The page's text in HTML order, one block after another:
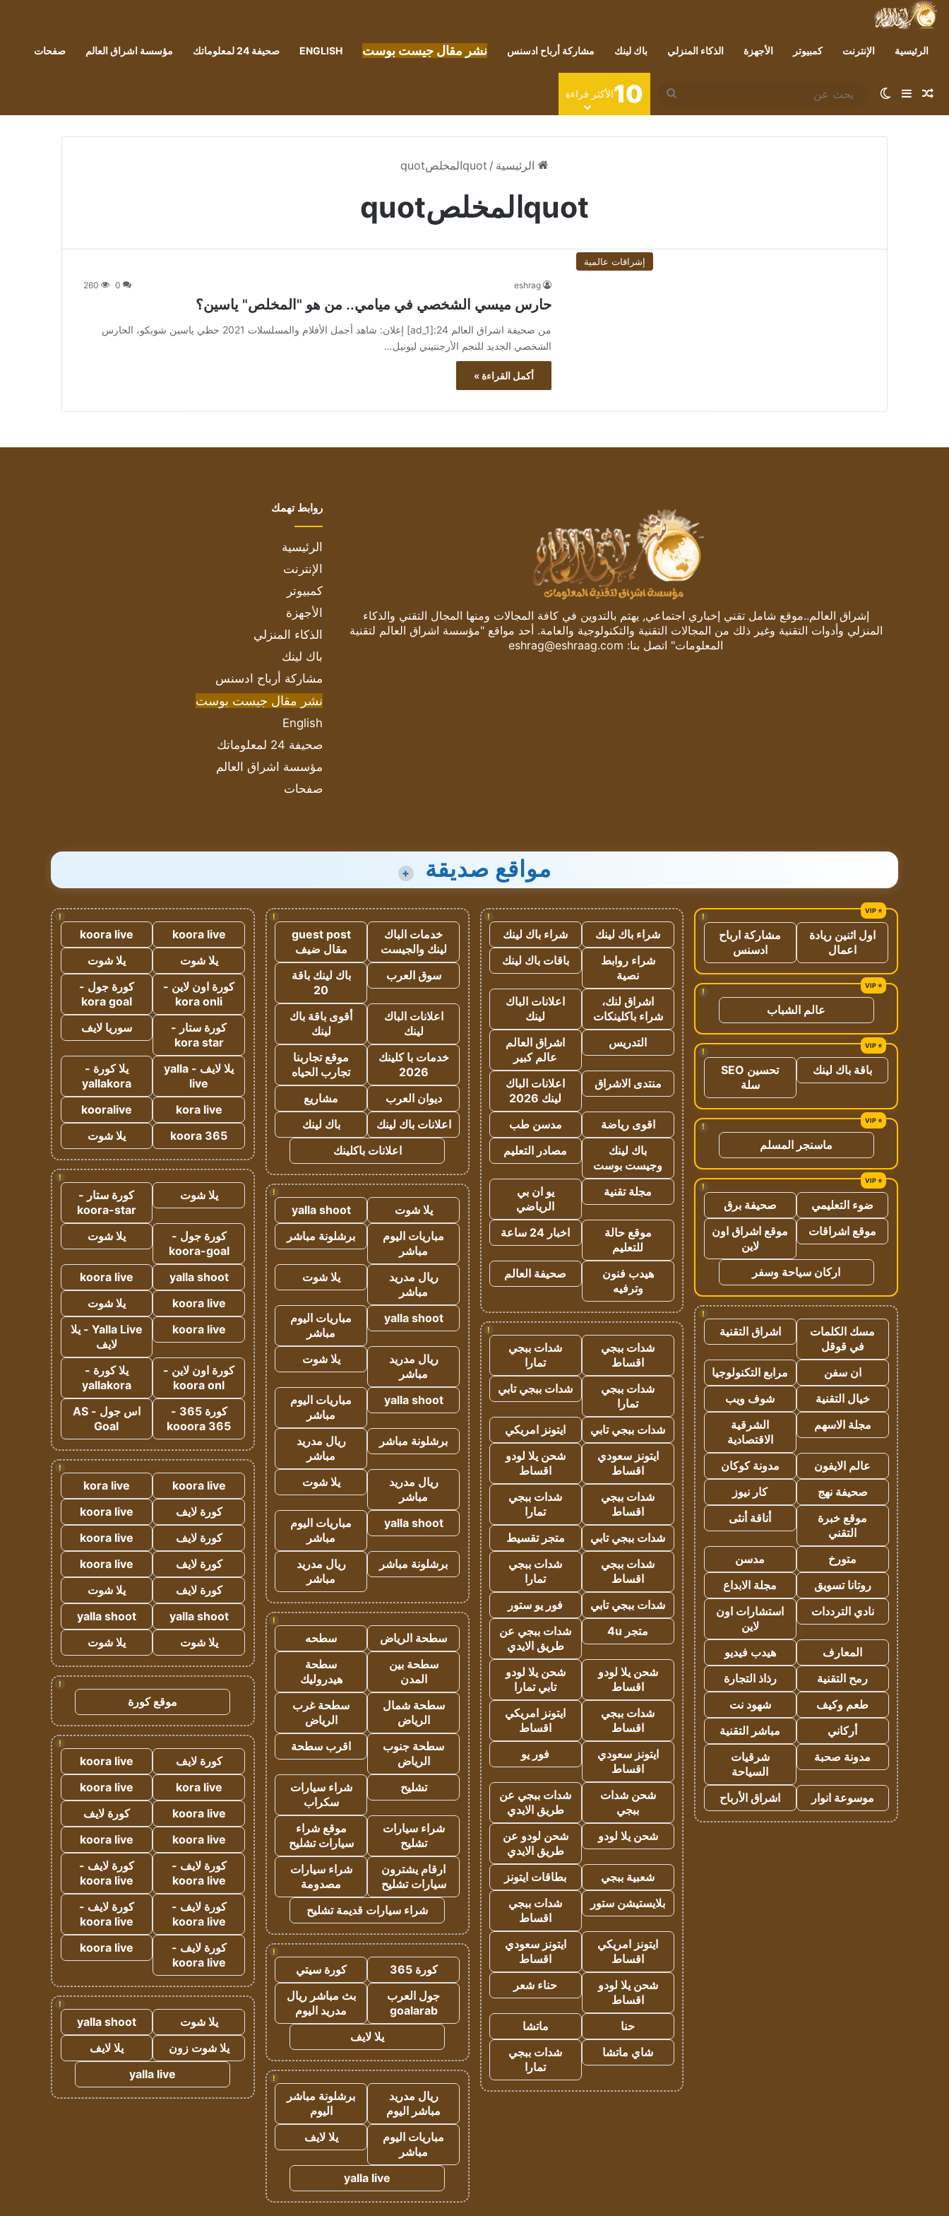
الرئيسية الإنترنت كمبيوتر الأجهزة الذكاء المنزلي باك لينك مشاركة أرباح ادسنس نشر مقال جيست بوست ENGLISH صحيفة 24 لمعلوماتك مؤسسة اشراق العالم صفحات
مقال عشوائي
إضافة عمود جانبي
الوضع المظلم
بحث
عن
10الأكثر قراءة
الرئيسية / quotالمخلصquot
quotالمخلصquot
إشراقات عالمية
eshrag
0
260
حارس ميسي الشخصي في ميامي.. من هو "المخلص" ياسين؟
من صحيفة اشراق العالم 24:[ad_1] إعلان: شاهد أجمل الأفلام والمسلسلات 2021 حظي ياسين شويكو، الحارس
الشخصي الجديد للنجم الأرجنتيني ليونيل…
أكمل القراءة »
إشراق العالم..موقع شامل تقني إخباري اجتماعي, يهتم بالتدوين في كافة المجالات ومنها المجال التقني والذكاء
المنزلي وأدوات التقنية وغير ذلك من المجالات التقنية والتكنولوجية والعامة. أحد مواقع "مؤسسة اشراق العالم لتقنية
المعلومات" اتصل بنا: eshrag@eshraag.com
روابط تهمك
الرئيسية
الإنترنت
كمبيوتر
الأجهزة
الذكاء المنزلي
باك لينك
مشاركة أرباح ادسنس
نشر مقال جيست بوست
English
صحيفة 24 لمعلوماتك
مؤسسة اشراق العالم
صفحات
مواقع صديقة +
!
اول اثنين ريادة
اعمال
مشاركة ارباح
ادسنس
!
عالم الشباب
!
باقة باك لينك
تحسين SEO
سلة
!
ماسنجر المسلم
!
ضوء التعليمي
صحيفة برق
موقع اشراقات
موقع اشراق اون
لاين
اركان سياحة وسفر
!
مسك الكلمات
في قوقل
اشراق التقنية
ان سفن
مرابع التكنولوجيا
خيال التقنية
شوف ويب
مجلة الاسهم
الشرقية
الاقتصادية
عالم الايفون
مدونة كوكان
صحيفة نهج
كار نيوز
موقع خبرة
التقني
أناقة أنثى
متورخ
مدسن
روتانا تسويق
مجلة الابداع
نادي الترددات
استشارات اون
لاين
المعارف
هيدب فيديو
رمح التقنية
رذاذ التجارة
طعم وكيف
شهود نت
أركاني
مباشر التقنية
مدونة صحبة
شرقيات
السياحة
موسوعة انوار
اشراق الأرباح
!
شراء باك لينك
شراء باك لينك
شراء روابط
نصية
باقات باك لينك
اشراق لنك،
شراء باكلينكات
اعلانات الباك
لينك
التدريس
اشراق العالم
عالم كبير
منتدى الاشراق
اعلانات الباك
لينك 2026
اقوى رياضة
مدسن طب
باك لينك
وجيست بوست
مصادر التعليم
مجلة تقنية
يو ان بي
الرياضي
موقع حالة
للتعليم
اخبار 24 ساعة
هيدب فنون
وترفيه
صحيفة العالم
!
شدات ببجي
اقساط
شدات ببجي
تمارا
شدات ببجي
تمارا
شدات ببجي تابي
شدات ببجي تابي
ايتونز امريكي
ايتونز سعودي
اقساط
شحن يلا لودو
اقساط
شدات ببجي
اقساط
شدات ببجي
تمارا
شدات ببجي تابي
متجر تقسيط
شدات ببجي
اقساط
شدات ببجي
تمارا
شدات ببجي تابي
فور يو ستور
متجر 4u
شدات ببجي عن
طريق الايدي
شحن يلا لودو
اقساط
شحن يلا لودو
تابي تمارا
شدات ببجي
اقساط
ايتونز امريكي
اقساط
ايتونز سعودي
اقساط
فور يو
شحن شدات
ببجي
شدات ببجي عن
طريق الايدي
شحن يلا لودو
شحن لودو عن
طريق الايدي
شعبية ببجي
بطاقات ايتونز
بلايستيشن ستور
شدات ببجي
اقساط
ايتونز امريكي
اقساط
ايتونز سعودي
اقساط
شحن يلا لودو
اقساط
حناء شعر
حنا
ماتشا
شاي ماتشا
شدات ببجي
تمارا
!
خدمات الباك
لينك والجيست
guest post
مقال ضيف
سوق العرب
باك لينك باقة
20
اعلانات الباك
لينك
أقوى باقة باك
لينك
خدمات با كلينك
2026
موقع تجاربنا
تجارب الحياه
ديوان العرب
مشاريع
اعلانات باك لينك
باك لينك
اعلانات باكلينك
!
يلا شوت
yalla shoot
مباريات اليوم
مباشر
برشلونة مباشر
ريال مدريد
مباشر
يلا شوت
yalla shoot
مباريات اليوم
مباشر
ريال مدريد
مباشر
يلا شوت
yalla shoot
مباريات اليوم
مباشر
برشلونة مباشر
ريال مدريد
مباشر
ريال مدريد
مباشر
يلا شوت
yalla shoot
مباريات اليوم
مباشر
برشلونة مباشر
ريال مدريد
مباشر
!
سطحة الرياض
سطحه
سطحة بين
المدن
سطحة
هيدروليك
سطحة شمال
الرياض
سطحة غرب
الرياض
سطحة جنوب
الرياض
اقرب سطحة
تشليح
شراء سيارات
سكراب
شراء سيارات
تشليح
موقع شراء
سيارات تشليح
ارقام يشترون
سيارات تشليح
شراء سيارات
مصدومة
شراء سيارات قديمة تشليح
!
كورة 365
كورة سيتي
جول العرب
goalarab
بث مباشر ريال
مدريد اليوم
يلا لايف
!
ريال مدريد
مباشر اليوم
برشلونة مباشر
اليوم
مباريات اليوم
مباشر
يلا لايف
yalla live
!
koora live
koora live
يلا شوت
يلا شوت
كورة اون لاين -
kora onli
كورة جول -
kora goal
كورة ستار -
kora star
سوريا لايف
يلا لايف - yalla
live
يلا كورة -
yallakora
kora live
kooralive
koora 365
يلا شوت
!
يلا شوت
كورة ستار -
koora-star
كورة جول -
koora-goal
يلا شوت
yalla shoot
koora live
koora live
يلا شوت
koora live
Yalla Live - يلا
لايف
كورة اون لاين -
koora onl
يلا كورة -
yallakora
كورة 365 -
kooora 365
اس جول - AS
Goal
!
koora live
kora live
كورة لايف
koora live
كورة لايف
koora live
كورة لايف
koora live
كورة لايف
يلا شوت
yalla shoot
yalla shoot
يلا شوت
يلا شوت
!
موقع كورة
!
كورة لايف
koora live
kora live
koora live
koora live
كورة لايف
koora live
koora live
كورة لايف -
koora live
كورة لايف -
koora live
كورة لايف -
koora live
كورة لايف -
koora live
كورة لايف -
koora live
koora live
!
يلا شوت
yalla shoot
يلا شوت زون
يلا لايف
yalla live